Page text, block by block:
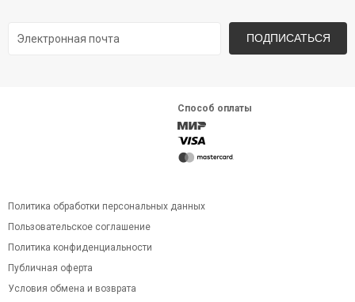
ПОДПИСАТЬСЯ
Способ оплаты
Политика обработки персональных данных
Пользовательское соглашение
Политика конфиденциальности
Публичная оферта
Условия обмена и возврата